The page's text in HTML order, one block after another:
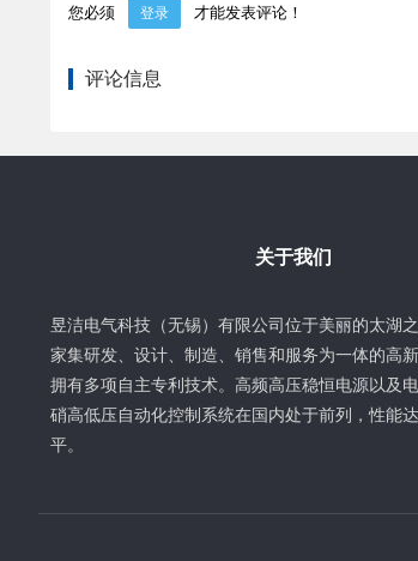
您必须 登录 才能发表评论！
评论信息
关于我们
昱洁电气科技（无锡）有限公司位于美丽的太湖
家集研发、设计、制造、销售和服务为一体的高
拥有多项自主专利技术。高频高压稳恒电源以及
硝高低压自动化控制系统在国内处于前列，性能
平。